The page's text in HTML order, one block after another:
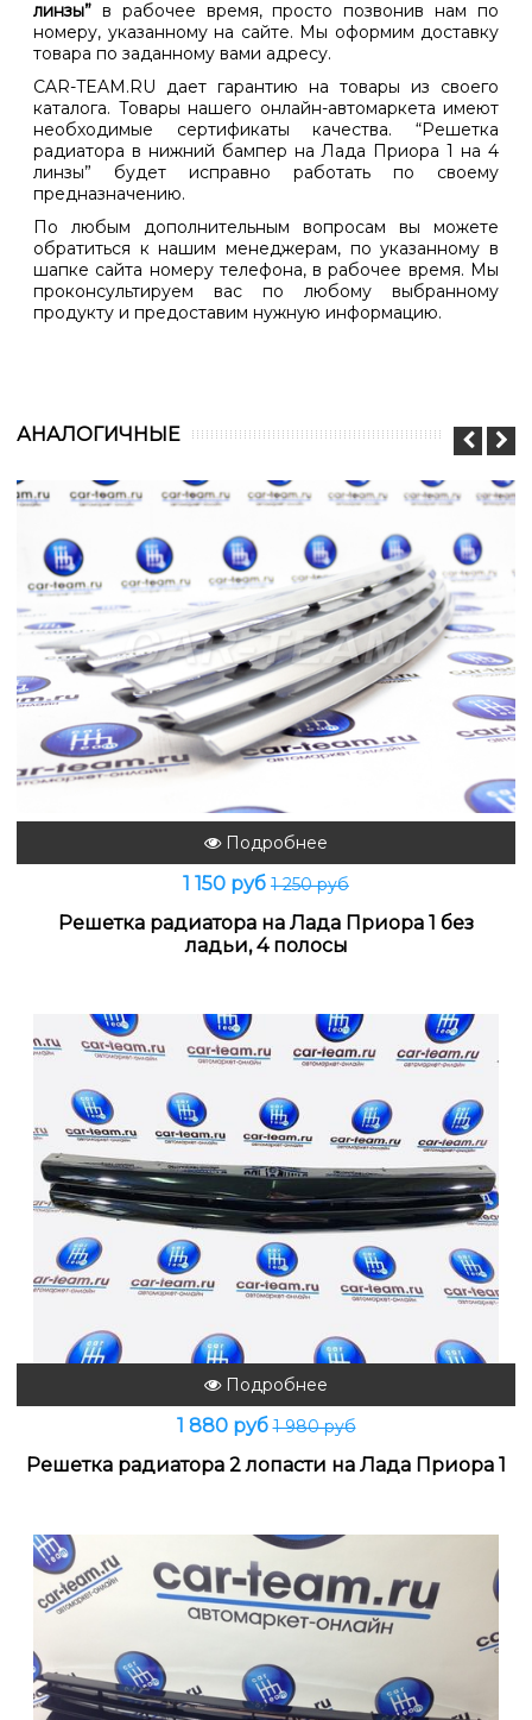
линзы” в рабочее время, просто позвонив нам по
номеру, указанному на сайте. Мы оформим доставку
товара по заданному вами адресу.
CAR-TEAM.RU дает гарантию на товары из своего
каталога. Товары нашего онлайн-автомаркета имеют
необходимые сертификаты качества. “Решетка
радиатора в нижний бампер на Лада Приора 1 на 4
линзы” будет исправно работать по своему
предназначению.
По любым дополнительным вопросам вы можете
обратиться к нашим менеджерам, по указанному в
шапке сайта номеру телефона, в рабочее время. Мы
проконсультируем вас по любому выбранному
продукту и предоставим нужную информацию.
АНАЛОГИЧНЫЕ
Подробнее
1 150 руб 1 250 руб
Решетка радиатора на Лада Приора 1 без
ладьи, 4 полосы
Подробнее
1 880 руб1 980 руб
Решетка радиатора 2 лопасти на Лада Приора 1